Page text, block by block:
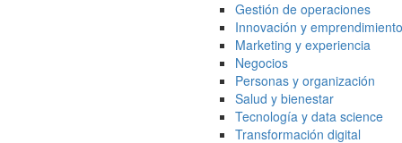
Gestión de operaciones
Innovación y emprendimiento
Marketing y experiencia
Negocios
Personas y organización
Salud y bienestar
Tecnología y data science
Transformación digital